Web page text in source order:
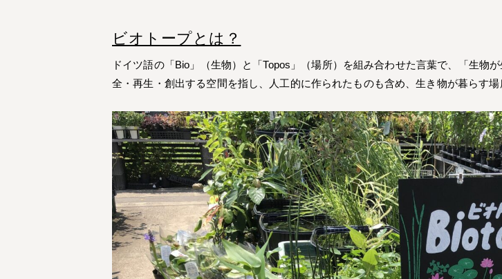
ビオトープとは？
ドイツ語の「Bio」（生物）と「Topos」（場所）を組み合わせた言葉で、「生物
全・再生・創出する空間を指し、人工的に作られたものも含め、生き物が暮らす場